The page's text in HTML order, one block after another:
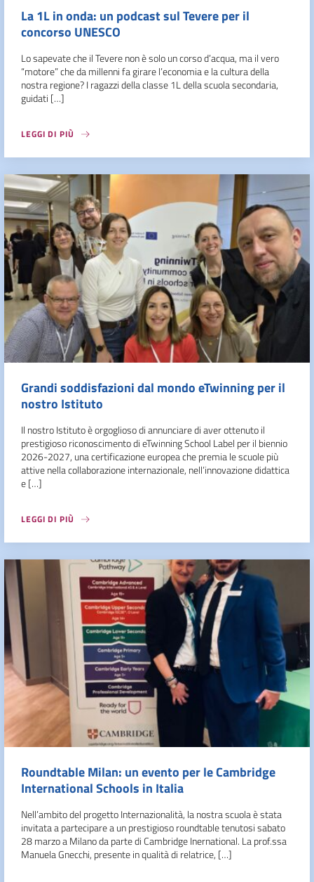
La 1L in onda: un podcast sul Tevere per il
concorso UNESCO
Lo sapevate che il Tevere non è solo un corso d’acqua, ma il vero
“motore” che da millenni fa girare l’economia e la cultura della
nostra regione? I ragazzi della classe 1L della scuola secondaria,
guidati […]
LEGGI DI PIÙ
Grandi soddisfazioni dal mondo eTwinning per il
nostro Istituto
Il nostro Istituto è orgoglioso di annunciare di aver ottenuto il
prestigioso riconoscimento di eTwinning School Label per il biennio
2026-2027, una certificazione europea che premia le scuole più
attive nella collaborazione internazionale, nell’innovazione didattica
e […]
LEGGI DI PIÙ
Roundtable Milan: un evento per le Cambridge
International Schools in Italia
Nell’ambito del progetto Internazionalità, la nostra scuola è stata
invitata a partecipare a un prestigioso roundtable tenutosi sabato
28 marzo a Milano da parte di Cambridge Inernational. La prof.ssa
Manuela Gnecchi, presente in qualità di relatrice, […]